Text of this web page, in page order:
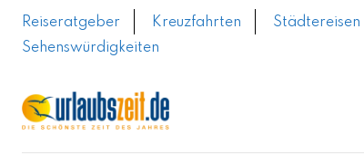
Skip
Reiseratgeber Kreuzfahrten Städtereisen
Sehenswürdigkeiten